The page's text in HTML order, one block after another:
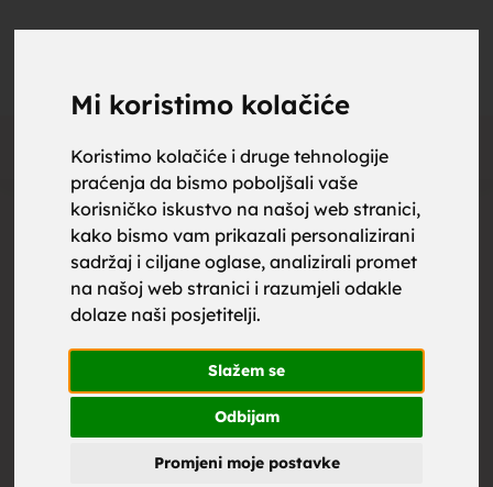
Mi koristimo kolačiće
Koristimo kolačiće i druge tehnologije
praćenja da bismo poboljšali vaše
korisničko iskustvo na našoj web stranici,
kako bismo vam prikazali personalizirani
sadržaj i ciljane oglase, analizirali promet
na našoj web stranici i razumjeli odakle
dolaze naši posjetitelji.
Slažem se
Odbijam
Promjeni moje postavke
Oglas
upoznaj
za brak,
zene za